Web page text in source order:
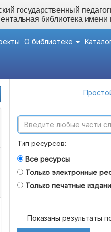
государственный
библиотека
О библиотеке
Тип ресурсов:
Все ресурсы
Только электронные
Только печатные
Показаны результаты